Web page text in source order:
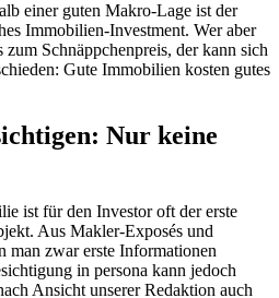
einer guten Makro-Lage ist der
Immobilien-Investment. Wer aber
zum Schnäppchenpreis, der kann sich
Gute Immobilien kosten gutes
Nur keine
ist für den Investor oft der erste
Aus Makler-Exposés und
man zwar erste Informationen
in persona kann jedoch
Ansicht unserer Redaktion auch